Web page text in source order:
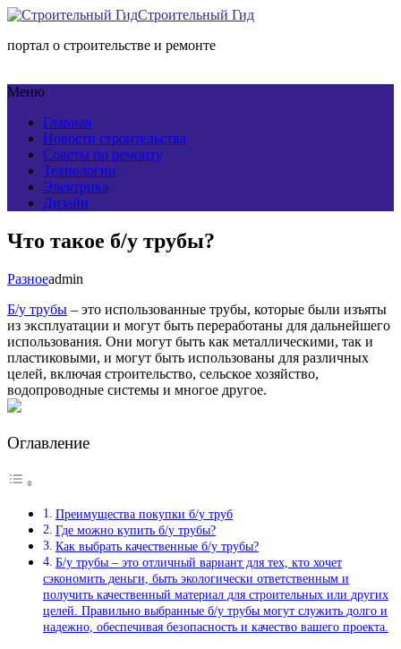
Строительный Гид
портал о строительстве и ремонте
Меню
Главная
Новости строительства
Советы по ремонту
Технологии
Электрика
Дизайн
Что такое б/у трубы?
Разноеadmin
Б/у трубы – это использованные трубы, которые были изъяты
из эксплуатации и могут быть переработаны для дальнейшего
использования. Они могут быть как металлическими, так и
пластиковыми, и могут быть использованы для различных
целей, включая строительство, сельское хозяйство,
водопроводные системы и многое другое.
Оглавление
Преимущества покупки б/у труб
Где можно купить б/у трубы?
Как выбрать качественные б/у трубы?
Б/у трубы – это отличный вариант для тех, кто хочет
сэкономить деньги, быть экологически ответственным и
получить качественный материал для строительных или других
целей. Правильно выбранные б/у трубы могут служить долго и
надежно, обеспечивая безопасность и качество вашего проекта.